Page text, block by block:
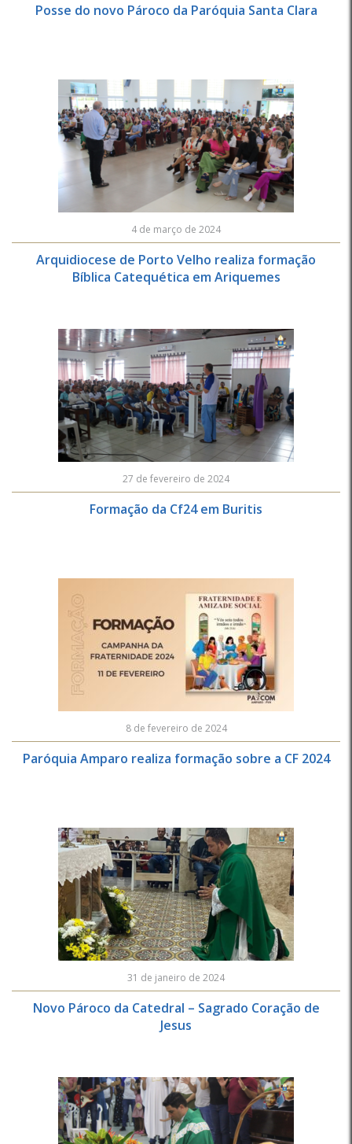
Posse do novo Pároco da Paróquia Santa Clara
4 de março de 2024
Arquidiocese de Porto Velho realiza formação
Bíblica Catequética em Ariquemes
27 de fevereiro de 2024
Formação da Cf24 em Buritis
8 de fevereiro de 2024
Paróquia Amparo realiza formação sobre a CF 2024
31 de janeiro de 2024
Novo Pároco da Catedral – Sagrado Coração de
Jesus